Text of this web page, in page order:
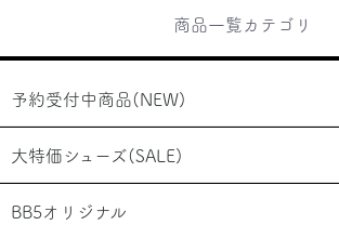
商品一覧カテゴリ
予約受付中商品(NEW)
大特価シューズ(SALE)
BB5オリジナル
お買い物を続ける カート